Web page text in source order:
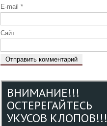
E-mail *
Сайт
ВНИМАНИЕ!!!
ОСТЕРЕГАЙТЕСЬ
УКУСОВ КЛОПОВ!!!